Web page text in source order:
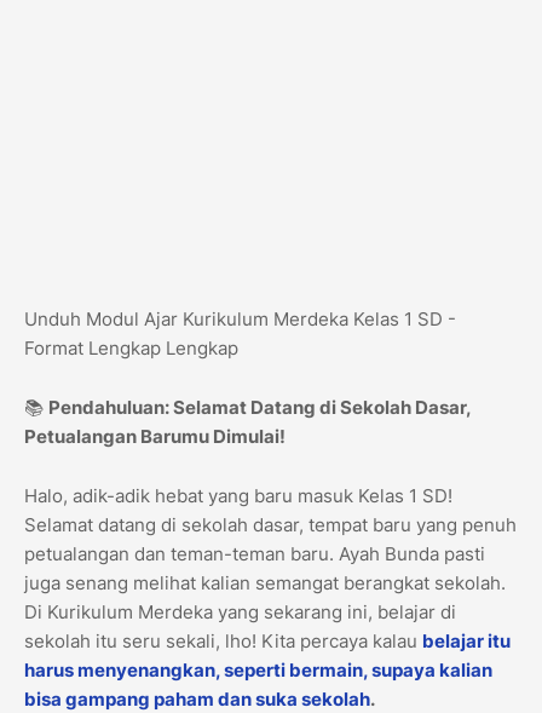
Unduh Modul Ajar Kurikulum Merdeka Kelas 1 SD -
Format Lengkap Lengkap
📚 Pendahuluan: Selamat Datang di Sekolah Dasar,
Petualangan Barumu Dimulai!
Halo, adik-adik hebat yang baru masuk Kelas 1 SD!
Selamat datang di sekolah dasar, tempat baru yang penuh
petualangan dan teman-teman baru. Ayah Bunda pasti
juga senang melihat kalian semangat berangkat sekolah.
Di Kurikulum Merdeka yang sekarang ini, belajar di
sekolah itu seru sekali, lho! Kita percaya kalau belajar itu
harus menyenangkan, seperti bermain, supaya kalian
bisa gampang paham dan suka sekolah.